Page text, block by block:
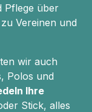
Pflege über
Vereinen und
wir auch
Polos und
Ihre
Stick, alles